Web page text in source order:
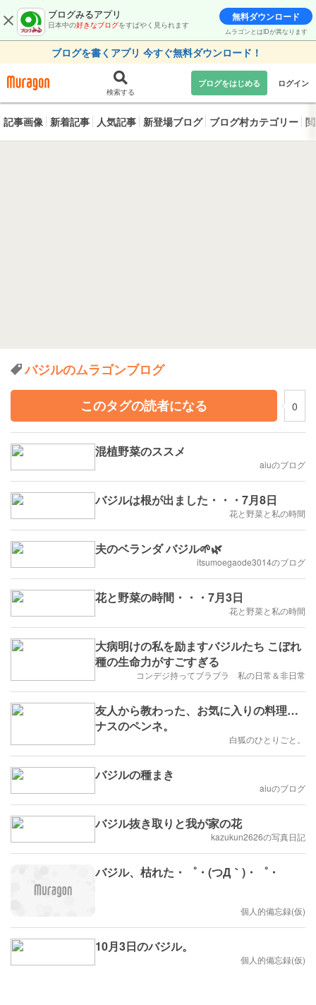
ブログみるアプリ
日本中の好きなブログをすばやく見られます
無料ダウンロード
ムラゴンとはIDが異なります
ブログを書くアプリ 今すぐ無料ダウンロード！
検索する
ブログをはじめる ログイン
記事画像 新着記事 人気記事 新登場ブログ ブログ村カテゴリー
バジルのムラゴンブログ
このタグの読者になる
0
混植野菜のススメ
aiuのブログ
バジルは根が出ました・・・7月8日
花と野菜と私の時間
夫のベランダ バジル🌱🌿
itsumoegaode3014のブログ
花と野菜の時間・・・7月3日
花と野菜と私の時間
大病明けの私を励ますバジルたち こぼれ
種の生命力がすごすぎる
コンデジ持ってブラブラ 私の日常＆非日常
友人から教わった、お気に入りの料理…
ナスのペンネ。
白狐のひとりごと。
バジルの種まき
aiuのブログ
バジル抜き取りと我が家の花
kazukun2626の写真日記
バジル、枯れた・゜・(つД｀)・゜・
個人的備忘録(仮)
10月3日のバジル。
個人的備忘録(仮)